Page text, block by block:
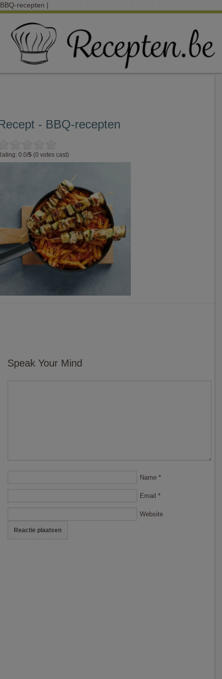
BBQ-recepten |
- BBQ-recepten
0.0/5 (0 votes cast)
Speak Your Mind
Name *
Email *
Website